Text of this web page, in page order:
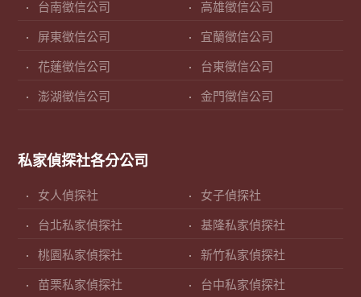
台南徵信公司 高雄徵信公司
屏東徵信公司 宜蘭徵信公司
花蓮徵信公司 台東徵信公司
澎湖徵信公司 金門徵信公司
私家偵探社各分公司
女人偵探社 女子偵探社
台北私家偵探社 基隆私家偵探社
桃園私家偵探社 新竹私家偵探社
苗栗私家偵探社 台中私家偵探社